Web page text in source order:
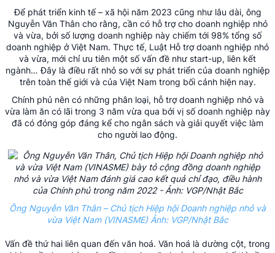
Để phát triển kinh tế – xã hội năm 2023 cũng như lâu dài, ông
Nguyễn Văn Thân cho rằng, cần có hỗ trợ cho doanh nghiệp nhỏ
và vừa, bởi số lượng doanh nghiệp này chiếm tới 98% tổng số
doanh nghiệp ở Việt Nam. Thực tế, Luật Hỗ trợ doanh nghiệp nhỏ
và vừa, mới chỉ ưu tiên một số vấn đề như start-up, liên kết
ngành… Đây là điều rất nhỏ so với sự phát triển của doanh nghiệp
trên toàn thế giới và của Việt Nam trong bối cảnh hiện nay.
Chính phủ nên có những phân loại, hỗ trợdoanh nghiệp nhỏ và
vừa làm ăn có lãi trong 3 năm vừa qua bởi vị số doanh nghiệp này
đã có đóng góp đáng kể cho ngân sách và giải quyết việc làm
cho người lao động.
Ông Nguyễn Văn Thân – Chủ tịch Hiệp hội Doanh nghiệp nhỏ và
vừa Việt Nam (VINASME) Ảnh: VGP/Nhật Bắc
Vấn đề thứ hai liên quan đến văn hoá. Văn hoá là dường cột, trong